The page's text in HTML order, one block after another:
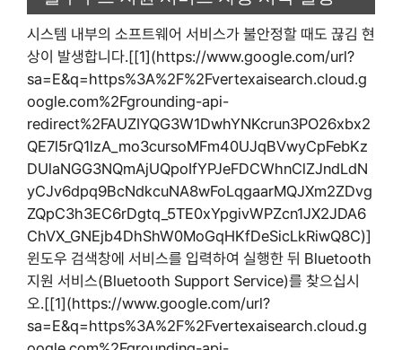
시스템 내부의 소프트웨어 서비스가 불안정할 때도 끊김 현
상이 발생합니다.[[1](https://www.google.com/url?
sa=E&q=https%3A%2F%2Fvertexaisearch.cloud.g
oogle.com%2Fgrounding-api-
redirect%2FAUZIYQG3W1DwhYNKcrun3PO26xbx2
QE7l5rQ1lzA_mo3cursoMFm40UJqBVwyCpFebKz
DUlaNGG3NQmAjUQpoIfYPJeFDCWhnClZJndLdN
yCJv6dpq9BcNdkcuNA8wFoLqgaarMQJXm2ZDvg
ZQpC3h3EC6rDgtq_5TE0xYpgivWPZcn1JX2JDA6
ChVX_GNEjb4DhShW0MoGqHKfDeSicLkRiwQ8C)]
윈도우 검색창에 서비스를 입력하여 실행한 뒤 Bluetooth
지원 서비스(Bluetooth Support Service)를 찾으십시
오.[[1](https://www.google.com/url?
sa=E&q=https%3A%2F%2Fvertexaisearch.cloud.g